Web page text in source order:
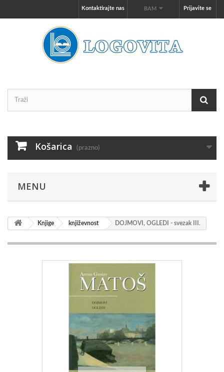
Prijavite se
BAM
Kontaktirajte nas
Košarica (prazno)
MENU
Knjige književnost DOJMOVI, OGLEDI - svezak III.